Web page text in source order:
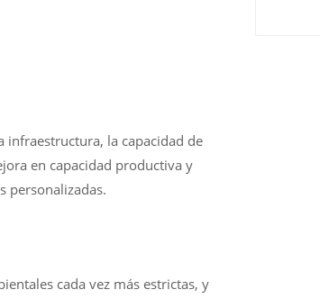
la capacidad de
en capacidad productiva y
personalizadas.
cada vez más estrictas, y